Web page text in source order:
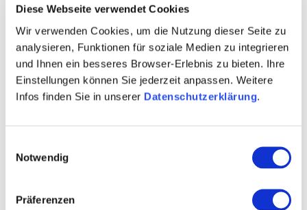
Diese Webseite verwendet Cookies
Wir verwenden Cookies, um die Nutzung dieser Seite zu
analysieren, Funktionen für soziale Medien zu integrieren
und Ihnen ein besseres Browser-Erlebnis zu bieten. Ihre
Einstellungen können Sie jederzeit anpassen. Weitere
Infos finden Sie in unserer Datenschutzerklärung.
Notwendig
PräferenzenEngelthal